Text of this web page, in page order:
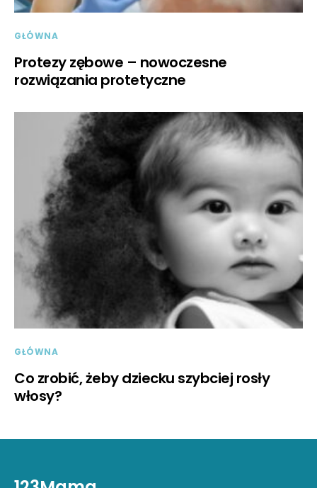
GŁÓWNA
Protezy zębowe – nowoczesne
rozwiązania protetyczne
GŁÓWNA
Co zrobić, żeby dziecku szybciej rosły
włosy?